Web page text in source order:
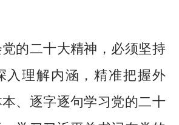
二十大精神，必须坚持
入理解内涵，精准把握外
、逐字逐句学习党的二十